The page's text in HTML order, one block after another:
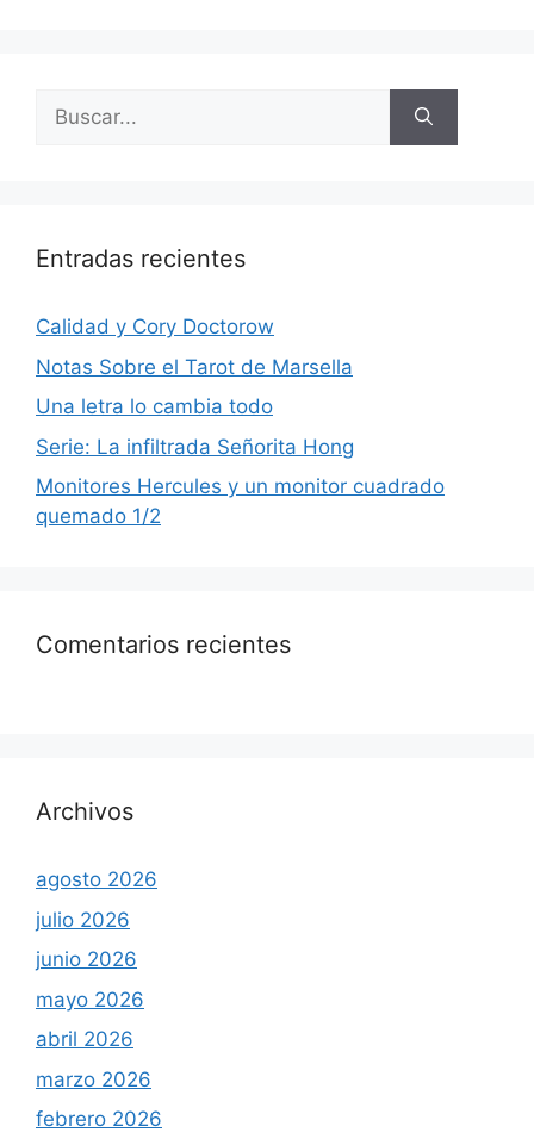
Buscar:
Entradas recientes
Calidad y Cory Doctorow
Notas Sobre el Tarot de Marsella
Una letra lo cambia todo
Serie: La infiltrada Señorita Hong
Monitores Hercules y un monitor cuadrado
quemado 1/2
Comentarios recientes
Archivos
agosto 2026
julio 2026
junio 2026
mayo 2026
abril 2026
marzo 2026
febrero 2026